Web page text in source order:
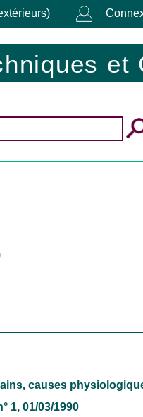
et
causes
1, 01/03/1990